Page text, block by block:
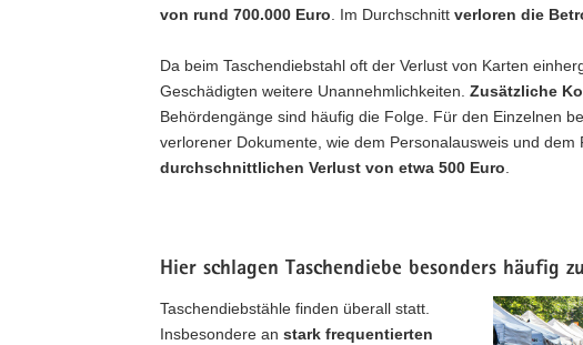
von rund 700.000 Euro. Im Durchschnitt verloren die
Da beim Taschendiebstahl oft der Verlust von Karten
Geschädigten weitere Unannehmlichkeiten. Zusätzliche
Behördengänge sind häufig die Folge. Für den Einzelnen
verlorener Dokumente, wie dem Personalausweis und dem
durchschnittlichen Verlust von etwa 500 Euro.
Hier schlagen Taschendiebe besonders häufig zu
Taschendiebstähle finden überall statt.
Insbesondere an stark frequentierten